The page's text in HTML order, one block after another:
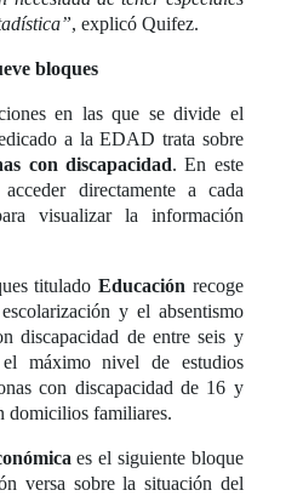
, explicó Quifez.
bloques
en las que se divide el
a la EDAD trata sobre
con discapacidad. En este
directamente a cada
visualizar la información
tituladoEducación recoge
y el absentismo
discapacidad de entre seis y
máximo nivel de estudios
con discapacidad de 16 y
domicilios familiares.
es el siguiente bloque
versa sobre la situación del